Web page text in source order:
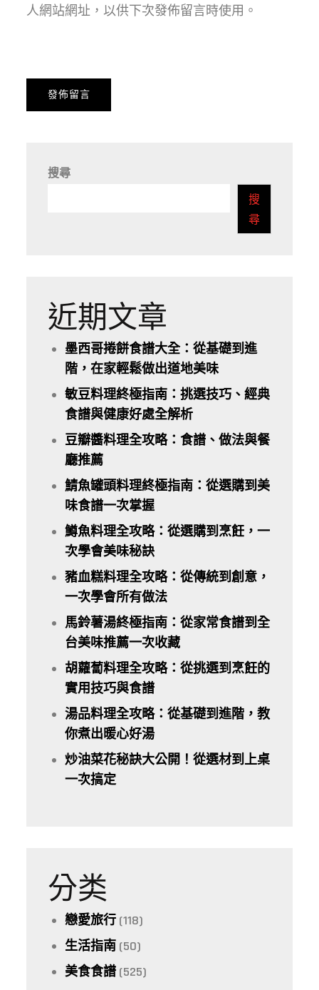
人網站網址，以供下次發佈留言時使用。
搜尋
搜
尋
近期文章
墨西哥捲餅食譜大全：從基礎到進
階，在家輕鬆做出道地美味
敏豆料理終極指南：挑選技巧、經典
食譜與健康好處全解析
豆瓣醬料理全攻略：食譜、做法與餐
廳推薦
鯖魚罐頭料理終極指南：從選購到美
味食譜一次掌握
鱒魚料理全攻略：從選購到烹飪，一
次學會美味秘訣
豬血糕料理全攻略：從傳統到創意，
一次學會所有做法
馬鈴薯湯終極指南：從家常食譜到全
台美味推薦一次收藏
胡蘿蔔料理全攻略：從挑選到烹飪的
實用技巧與食譜
湯品料理全攻略：從基礎到進階，教
你煮出暖心好湯
炒油菜花秘訣大公開！從選材到上桌
一次搞定
分类
戀愛旅行 (118)
生活指南 (50)
美食食譜 (525)